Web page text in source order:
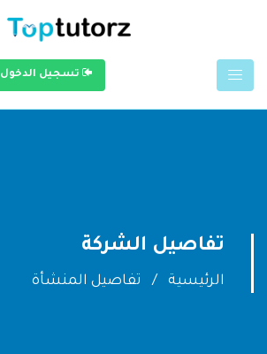
تسجيل الدخول
تفاصيل الشركة
الرئيسية تفاصيل المنشأة